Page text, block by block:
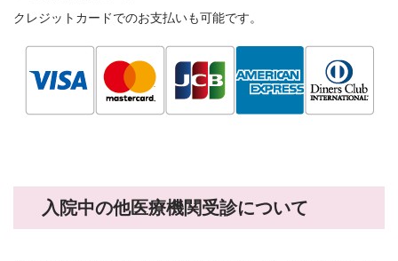
クレジットカードでのお支払いも可能です。
入院中の他医療機関受診について